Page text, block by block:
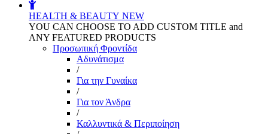
HEALTH & BEAUTY NEW
YOU CAN CHOOSE TO ADD CUSTOM TITLE and
ANY FEATURED PRODUCTS
Προσωπική Φροντίδα
Αδυνάτισμα
/
Για την Γυναίκα
/
Για τον Άνδρα
/
Καλλυντικά & Περιποίηση